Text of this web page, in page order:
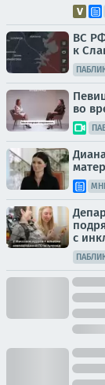
ВС
к
во
с